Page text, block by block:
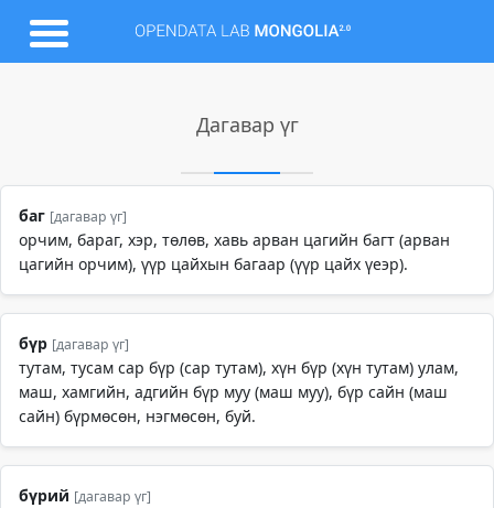
Дагавар үг
баг [дагавар үг]
орчим, бараг, хэр, төлөв, хавь арван цагийн багт (арван
цагийн орчим), үүр цайхын багаар (үүр цайх үеэр).
бүр [дагавар үг]
тутам, тусам сар бүр (сар тутам), хүн бүр (хүн тутам) улам,
маш, хамгийн, адгийн бүр муу (маш муу), бүр сайн (маш
сайн) бүрмөсөн, нэгмөсөн, буй.
бүрий [дагавар үг]